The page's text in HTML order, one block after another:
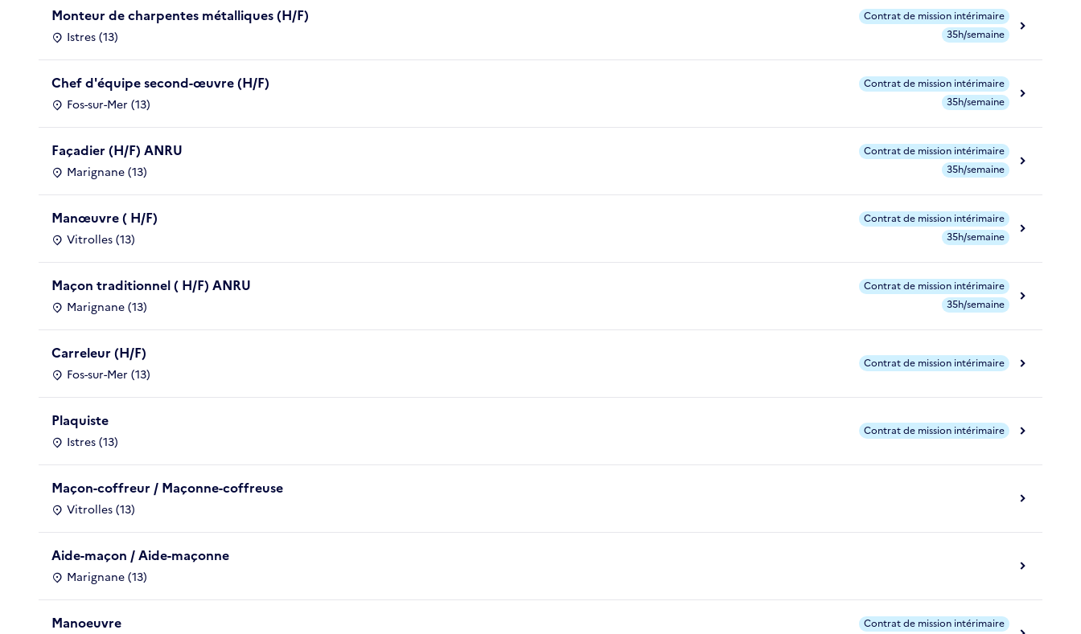
Monteur de charpentes métalliques (H/F)
Istres (13)
Contrat de mission intérimaire
35h/semaine
Chef d'équipe second-œuvre (H/F)
Fos-sur-Mer (13)
Contrat de mission intérimaire
35h/semaine
Façadier (H/F) ANRU
Marignane (13)
Contrat de mission intérimaire
35h/semaine
Manœuvre ( H/F)
Vitrolles (13)
Contrat de mission intérimaire
35h/semaine
Maçon traditionnel ( H/F) ANRU
Marignane (13)
Contrat de mission intérimaire
35h/semaine
Carreleur (H/F)
Fos-sur-Mer (13)
Contrat de mission intérimaire
Plaquiste
Istres (13)
Contrat de mission intérimaire
Maçon-coffreur / Maçonne-coffreuse
Vitrolles (13)
Aide-maçon / Aide-maçonne
Marignane (13)
Manoeuvre
Contrat de mission intérimaire